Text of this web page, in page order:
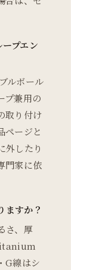
プエン
ルボール
プ兼用の
取り付け
ページと
外したり
門家に依
ますか？
さ、厚
G線はシ